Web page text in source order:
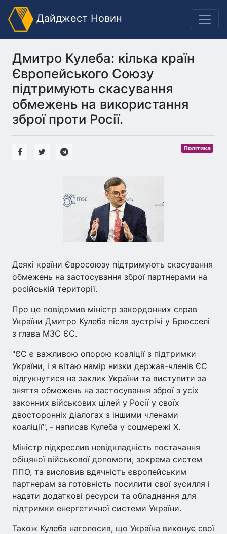
Дайджест Новин
Дмитро Кулеба: кілька країн
Європейського Союзу
підтримують скасування
обмежень на використання
зброї проти Росії.
Політика
Деякі країни Євросоюзу підтримують скасування
обмежень на застосування зброї партнерами на
російській території.
Про це повідомив міністр закордонних справ
України Дмитро Кулеба після зустрічі у Брюсселі
з глава МЗС ЄС.
"ЄС є важливою опорою коаліції з підтримки
України, і я вітаю намір низки держав-членів ЄС
відгукнутися на заклик України та виступити за
зняття обмежень на застосування зброї з усіх
законних військових цілей у Росії у своїх
двосторонніх діалогах з іншими членами
коаліції", - написав Кулеба у соцмережі Х.
Міністр підкреслив невідкладність постачання
обіцяної військової допомоги, зокрема систем
ППО, та висловив вдячність європейським
партнерам за готовність посилити свої зусилля і
надати додаткові ресурси та обладнання для
підтримки енергетичної системи України.
Також Кулеба наголосив, що Україна виконує свої